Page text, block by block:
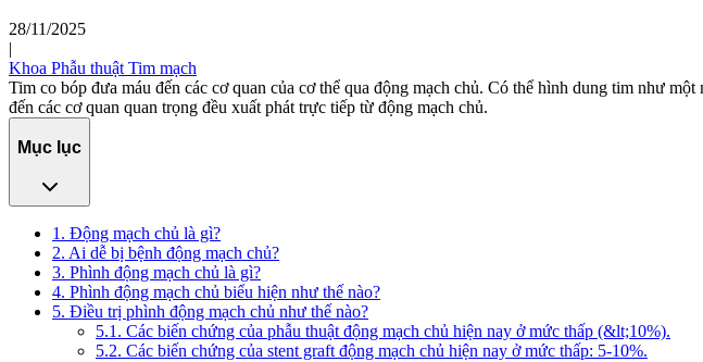
28/11/2025
|
Khoa Phẫu thuật Tim mạch
Tim co bóp đưa máu đến các cơ quan của cơ thể qua động mạch chủ. Có thể hình dung tim như
đến các cơ quan quan trọng đều xuất phát trực tiếp từ động mạch chủ.
Mục lục
1. Động mạch chủ là gì?
2. Ai dễ bị bệnh động mạch chủ?
3. Phình động mạch chủ là gì?
4. Phình động mạch chủ biểu hiện như thế nào?
5. Điều trị phình động mạch chủ như thế nào?
5.1. Các biến chứng của phẫu thuật động mạch chủ hiện nay ở mức thấp (&lt;10%).
5.2. Các biến chứng của stent graft động mạch chủ hiện nay ở mức thấp: 5-10%.